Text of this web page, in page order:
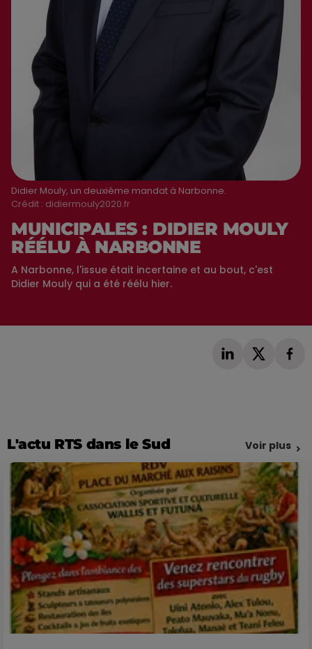
Didier Mouly, un deuxième mandat à Narbonne.
Crédit : didiermouly2020.fr
MUNICIPALES : DIDIER MOULY
RÉÉLU À NARBONNE
A Narbonne, l'issue était incertaine et au bout, c'est
Didier Mouly qui a été réélu hier.
L'actu RTS dans le Sud Voir plus